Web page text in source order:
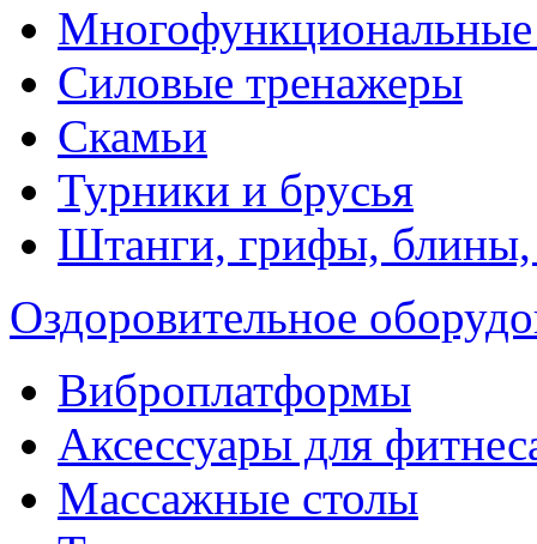
Силовые тренажеры
Скамьи
Турники и брусья
Штанги, грифы, блины,
Оздоровительное
Виброплатформы
Аксессуары для
Массажные столы